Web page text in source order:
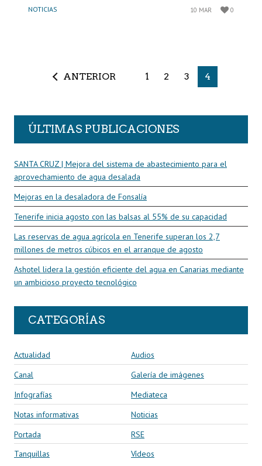
NOTICIAS 10 MAR 0
ANTERIOR 1 2 3 4
ÚLTIMAS PUBLICACIONES
SANTA CRUZ | Mejora del sistema de abastecimiento para el
aprovechamiento de agua desalada
Mejoras en la desaladora de Fonsalía
Tenerife inicia agosto con las balsas al 55% de su capacidad
Las reservas de agua agrícola en Tenerife superan los 2,7
millones de metros cúbicos en el arranque de agosto
Ashotel lidera la gestión eficiente del agua en Canarias mediante
un ambicioso proyecto tecnológico
CATEGORÍAS
Actualidad
Audios
Canal
Galería de imágenes
Infografías
Mediateca
Notas informativas
Noticias
Portada
RSE
Tanquillas
Vídeos